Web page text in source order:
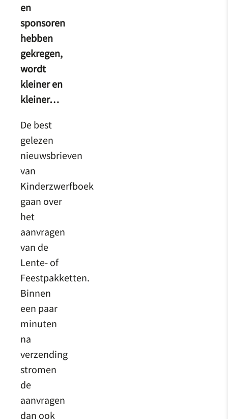
en
sponsoren
hebben
gekregen,
wordt
kleiner en
kleiner…
De best
gelezen
nieuwsbrieven
van
Kinderzwerfboek
gaan over
het
aanvragen
van de
Lente- of
Feestpakketten.
Binnen
een paar
minuten
na
verzending
stromen
de
aanvragen
dan ook